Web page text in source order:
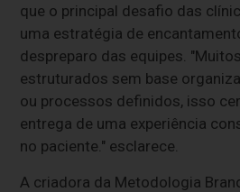
que o principal desafio das
uma estratégia de
despreparo das equipes.
estruturados sem base
ou processos definidos, isso
entrega de uma experiência
no paciente." esclarece.
A criadora da Metodologia